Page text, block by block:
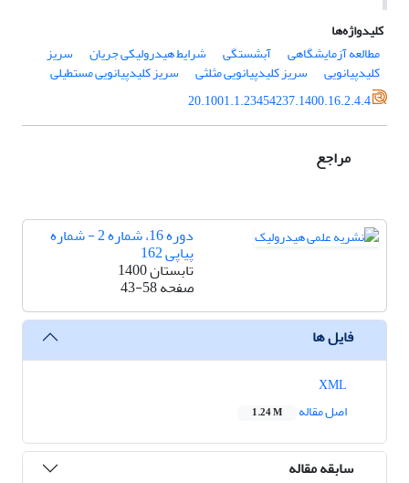
کلیدواژه‌ها
مطالعه آزمایشگاهی
آبشستگی شرایط هیدرولیکی جریان سریز
کلیدپیانویی سریز کلیدپیانویی مثلثی
سریز کلیدپیانویی مستطیلی
20.1001.1.23454237.1400.16.2.4.4
مراجع
دوره 16، شماره 2 - شماره
پیاپی 162
تابستان 1400
صفحه43-58
فایل ها
اصل مقاله
1.24 M
سابقه مقاله